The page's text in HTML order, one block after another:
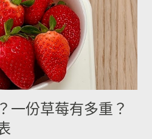
17.5g 240g 優格 5g 15g 210g 清
即溶咖啡 2g 6g 70g 葡萄乾 ----
法廚房 ...
一份草莓有多重？